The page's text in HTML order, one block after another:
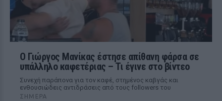
Ο Γιώργος Μανίκας έστησε απίθανη φάρσα σε
υπάλληλο καφετέριας – Τι έγινε στο βίντεο
Συνεχή παράπονα για τον καφέ, στημένος καβγάς και
ενθουσιώδεις αντιδράσεις από τους followers του
ΣΉΜΕΡΑ